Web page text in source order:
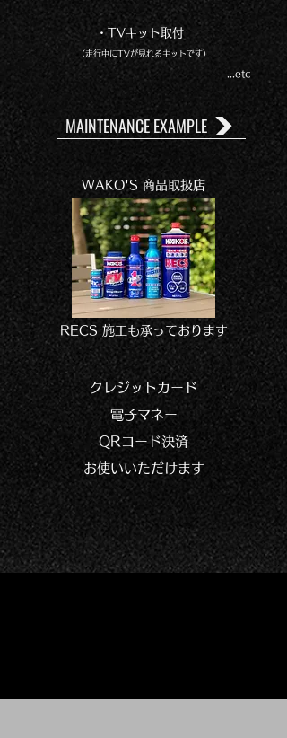
・TVキット取付
（走行中にTVが見れるキットです）
​ ...etc
MAINTENANCE EXAMPLE
​WAKO'S 商品取扱店
RECS 施工も承っております
クレジットカード
電子マネー
QRコード決済
お使いいただけます